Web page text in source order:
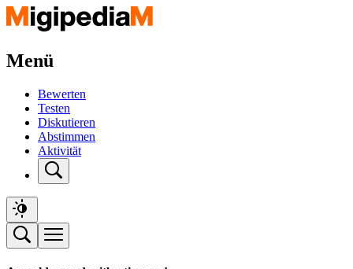
Menü
Bewerten
Testen
Diskutieren
Abstimmen
Aktivität